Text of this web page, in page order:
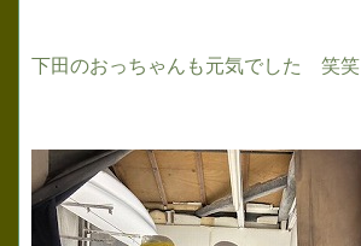
下田のおっちゃんも元気でした 笑笑